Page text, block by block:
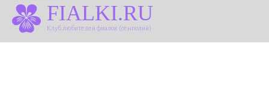
FIALKI.RU
Клуб любителей фиалок (сенполий)